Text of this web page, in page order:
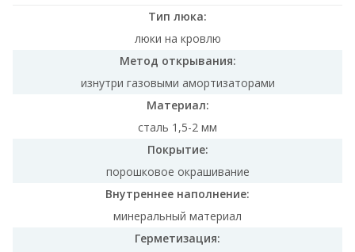
Тип люка:
люки на кровлю
Метод открывания:
изнутри газовыми амортизаторами
Материал:
сталь 1,5-2 мм
Покрытие:
порошковое окрашивание
Внутреннее наполнение:
минеральный материал
Герметизация: